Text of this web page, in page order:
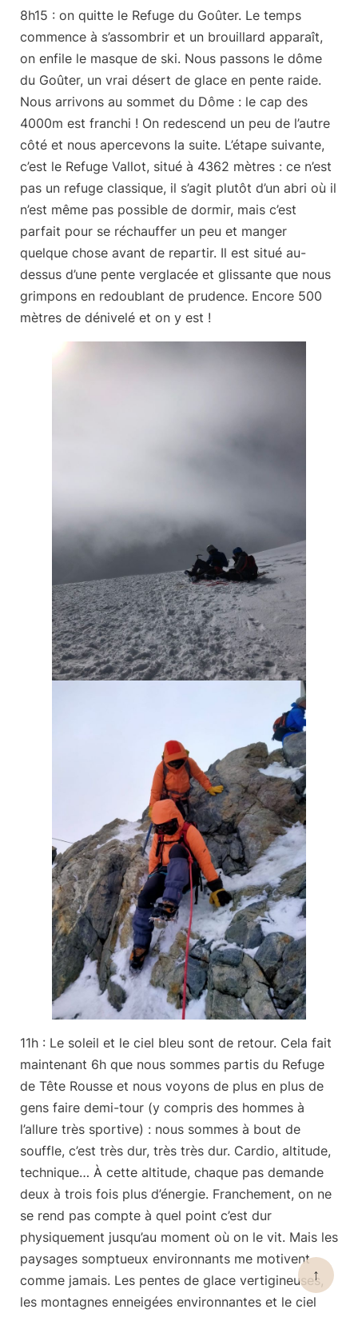
8h15 : on quitte le Refuge du Goûter. Le temps
commence à s’assombrir et un brouillard apparaît,
on enfile le masque de ski. Nous passons le dôme
du Goûter, un vrai désert de glace en pente raide.
Nous arrivons au sommet du Dôme : le cap des
4000m est franchi ! On redescend un peu de l’autre
côté et nous apercevons la suite. L’étape suivante,
c’est le Refuge Vallot, situé à 4362 mètres : ce n’est
pas un refuge classique, il s’agit plutôt d’un abri où il
n’est même pas possible de dormir, mais c’est
parfait pour se réchauffer un peu et manger
quelque chose avant de repartir. Il est situé au-
dessus d’une pente verglacée et glissante que nous
grimpons en redoublant de prudence. Encore 500
mètres de dénivelé et on y est !
11h : Le soleil et le ciel bleu sont de retour. Cela fait
maintenant 6h que nous sommes partis du Refuge
de Tête Rousse et nous voyons de plus en plus de
gens faire demi-tour (y compris des hommes à
l’allure très sportive) : nous sommes à bout de
souffle, c’est très dur, très très dur. Cardio, altitude,
technique… À cette altitude, chaque pas demande
deux à trois fois plus d’énergie. Franchement, on ne
se rend pas compte à quel point c’est dur
physiquement jusqu’au moment où on le vit. Mais les
paysages somptueux environnants me motivent
comme jamais. Les pentes de glace vertigineuses,
les montagnes enneigées environnantes et le ciel
↑